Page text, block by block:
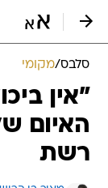
סלבס/מקומי
"אין
האיום
רשת